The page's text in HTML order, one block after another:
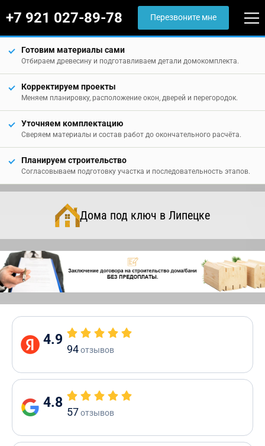
+7 921 027-89-78 Перезвоните мне
Готовим материалы сами
Отбираем древесину и подготавливаем детали домокомплекта.
Корректируем проекты
Меняем планировку, расположение окон, дверей и перегородок.
Уточняем комплектацию
Сверяем материалы и состав работ до окончательного расчёта.
Планируем строительство
Согласовываем подготовку участка и последовательность этапов.
Дома под ключ в Липецке
4.9
94отзывов
4.8
57отзывов